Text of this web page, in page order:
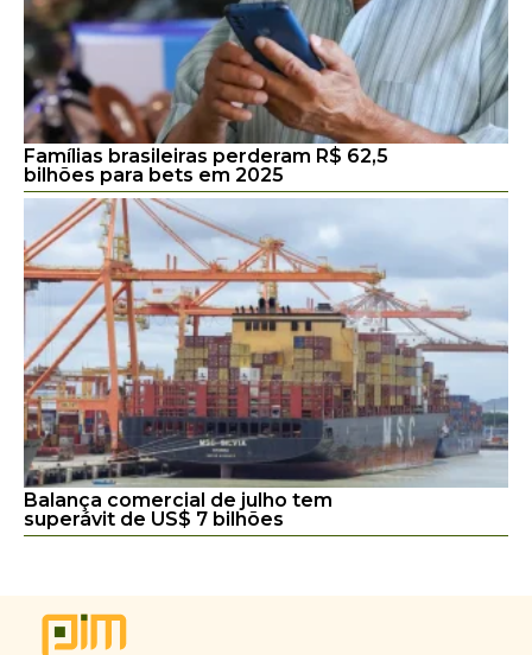
Famílias brasileiras perderam R$ 62,5
bilhões para bets em 2025
Balança comercial de julho tem
superávit de US$ 7 bilhões